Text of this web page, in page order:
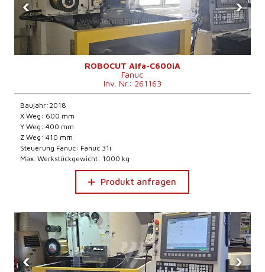
ROBOCUT Alfa-C600iA
Fanuc
Inv. Nr.: 261163
Baujahr:2018
X Weg: 600 mm
Y Weg: 400 mm
Z Weg: 410 mm
Steuerung Fanuc: Fanuc 31i
Max. Werkstückgewicht: 1000 kg
Produkt anfragen
‹ ›